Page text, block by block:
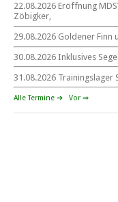
22. August
beim CYCM
für alle Segler am See
Mitteldeutsche
22. – 30. August 2026 in
22.08.2026 Eröffnung
Zöbigker,
29.08.2026 Goldener Finn
30.08.2026 Inklusives
31.08.2026 Trainingslager
Alle Termine ➔ Vor ⇒